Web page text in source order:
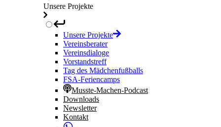
Unsere Projekte
Unsere Projekte
Vereinsberater
Vereinsdialoge
Vorstandstreff
Tag des Mädchenfußballs
FSA-Feriencamps
Musste-Machen-Podcast
Downloads
Newsletter
Kontakt